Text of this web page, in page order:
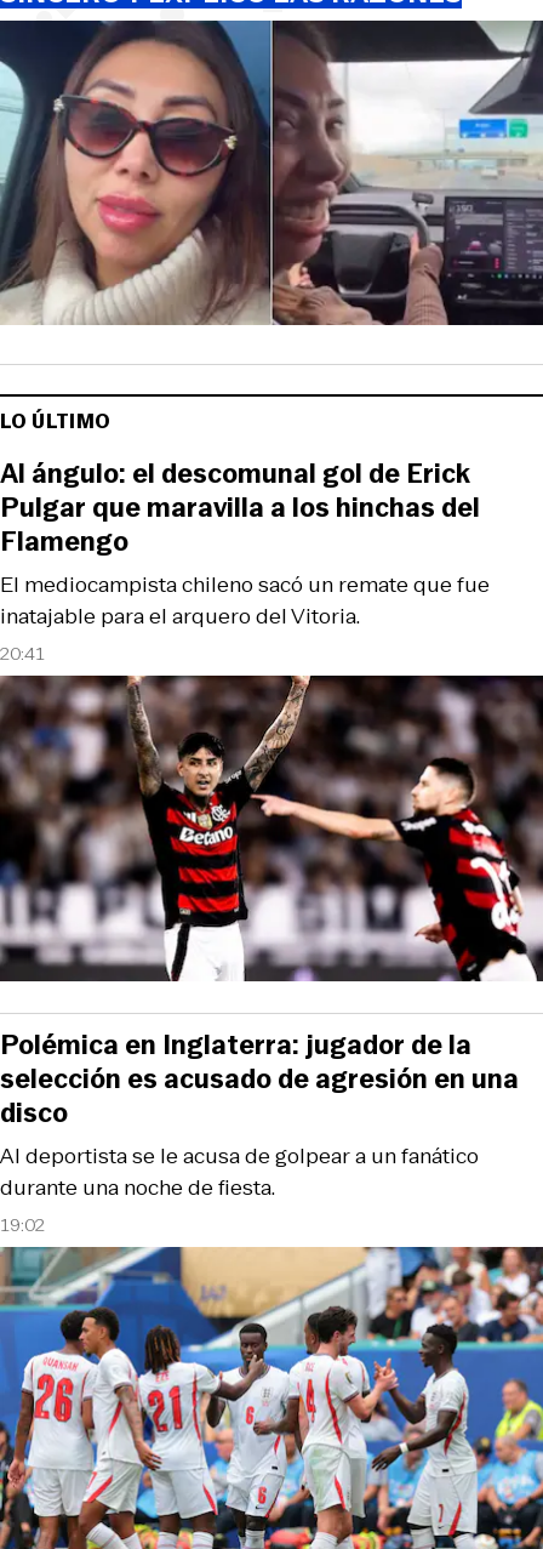
LO ÚLTIMO
20:41
El mediocampista chileno sacó un remate que fue
inatajable para el arquero del Vitoria.
Al ángulo: el descomunal gol de Erick
Pulgar que maravilla a los hinchas del
Flamengo
19:02
Al deportista se le acusa de golpear a un fanático
durante una noche de fiesta.
Polémica en Inglaterra: jugador de la
selección es acusado de agresión en una
disco